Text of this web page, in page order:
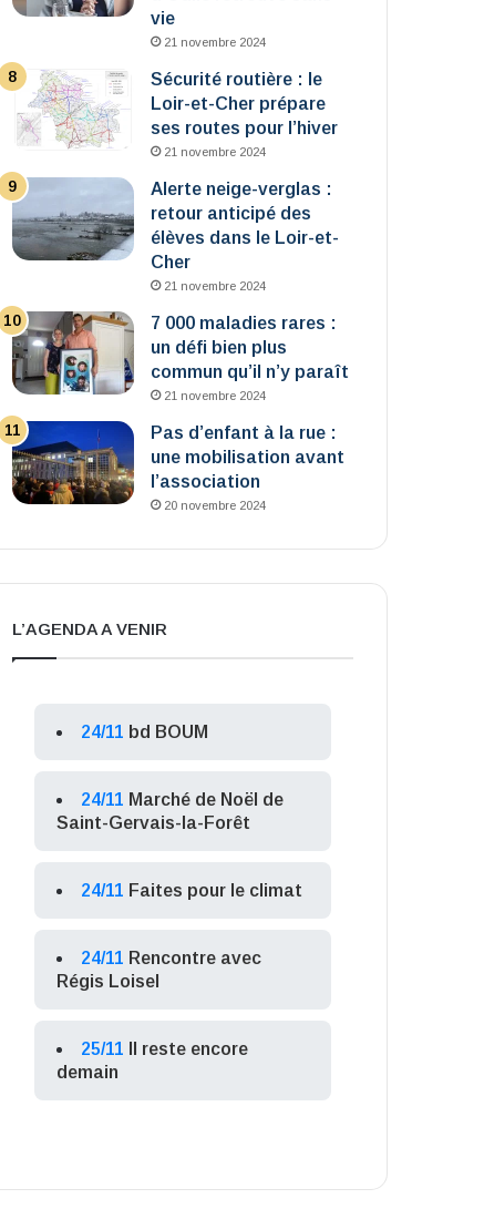
vie
21 novembre 2024
Sécurité routière : le
Loir-et-Cher prépare
ses routes pour l’hiver
21 novembre 2024
Alerte neige-verglas :
retour anticipé des
élèves dans le Loir-et-
Cher
21 novembre 2024
7 000 maladies rares :
un défi bien plus
commun qu’il n’y paraît
21 novembre 2024
Pas d’enfant à la rue :
une mobilisation avant
l’association
20 novembre 2024
L’AGENDA A VENIR
24/11 bd BOUM
24/11 Marché de Noël de
Saint-Gervais-la-Forêt
24/11 Faites pour le climat
24/11 Rencontre avec
Régis Loisel
25/11
Il reste encore
demain